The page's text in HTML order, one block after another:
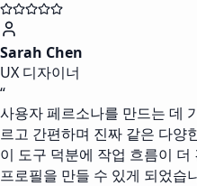
Sarah Chen
UX 디자이너
“
사용자 페르소나를 만드는 데
르고 간편하며 진짜 같은 다양
이 도구 덕분에 작업 흐름이
프로필을 만들 수 있게 되었습